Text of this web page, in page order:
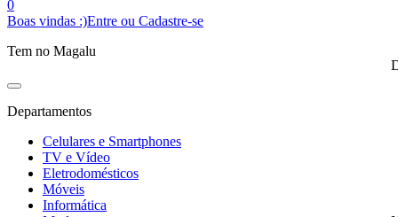
0
Boas vindas :)Entre ou Cadastre-se
Tem no Magalu
Departamentos
Celulares e Smartphones
TV e Vídeo
Eletrodomésticos
Móveis
Informática